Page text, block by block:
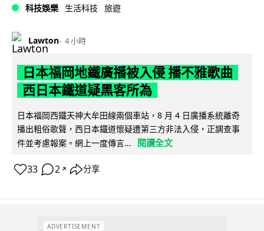
科技娛樂 生活科技 旅遊
Lawton 4 小時
日本福岡地鐵廣播被入侵 播不雅歌曲
西日本鐵道疑黑客所為
日本福岡西鐵天神大牟田線兩個車站，8 月 4 日廣播系統離奇
播出粗俗歌聲，西日本鐵道懷疑遭第三方非法入侵，正調查事
件並考慮報案。網上一度傳言...
閱讀全文
33 2 ↗ 分享
ADVERTISEMENT